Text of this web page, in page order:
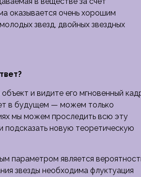
оказывается очень хорошим
звезд, двойных звездных
и видите его мгновенный
в будущем — можем только
мы можем проследить всю эту
новую теоретическую
параметром является
звезды необходима флуктуация